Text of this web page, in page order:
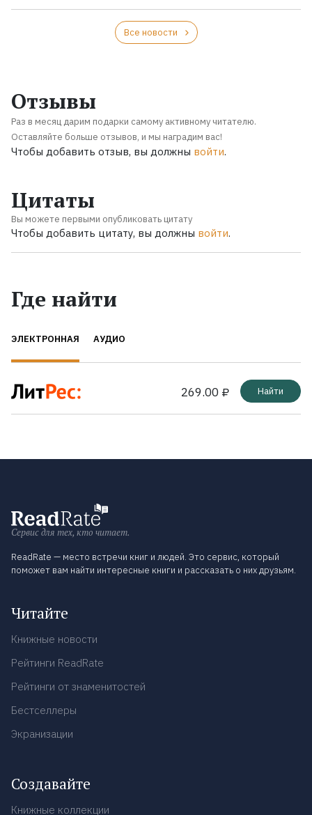
Все новости
Отзывы
Раз в месяц дарим подарки самому активному читателю.
Оставляйте больше отзывов, и мы наградим вас!
Чтобы добавить отзыв, вы должны войти.
Цитаты
Вы можете первыми опубликовать цитату
Чтобы добавить цитату, вы должны войти.
Где найти
ЭЛЕКТРОННАЯ АУДИО
269.00 ₽ Найти
Сервис для тех, кто читает.
ReadRate — место встречи книг и людей. Это сервис, который
поможет вам найти интересные книги и рассказать о них друзьям.
Читайте
Книжные новости
Рейтинги ReadRate
Рейтинги от знаменитостей
Бестселлеры
Экранизации
Создавайте
Книжные коллекции